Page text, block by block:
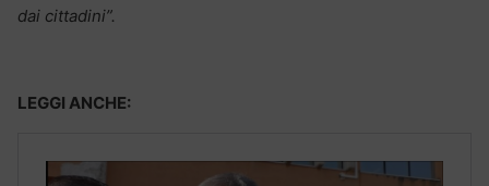
dai cittadini”.
LEGGI ANCHE: